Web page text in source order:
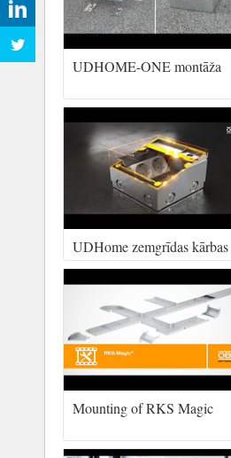
UDHOME-ONE montāža
UDHome zemgrīdas kārbas
Mounting of RKS Magic